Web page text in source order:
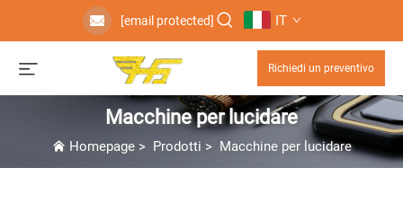
[email protected] IT
Richiedi un preventivo
Macchine per lucidare
Homepage> Prodotti > Macchine per lucidare